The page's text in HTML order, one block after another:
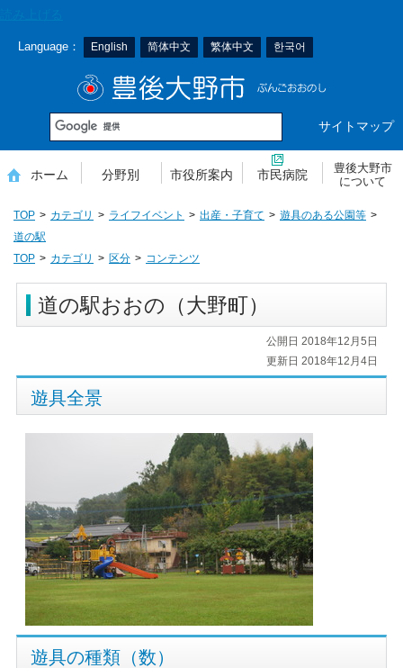
Language： English 简体中文 繁体中文 한국어
サイトマップ
ホーム 分野別 市役所案内 市民病院
豊後大野市
について
TOP カテゴリ ライフイベント 出産・子育て
遊具のある公園等
道の駅
TOP
カテゴリ 区分 コンテンツ
道の駅おおの（大野町）
公開日 2018年12月5日
更新日 2018年12月4日
遊具全景
遊具の種類（数）